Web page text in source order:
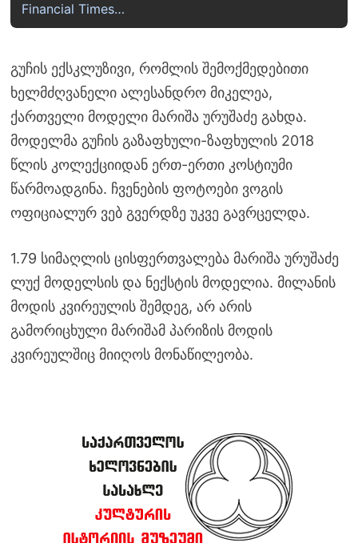
Financial Times…
გუჩის ექსკლუზივი, რომლის შემოქმედებითი
ხელმძღვანელი ალესანდრო მიკელეა,
ქართველი მოდელი მარიშა ურუშაძე გახდა.
მოდელმა გუჩის გაზაფხული-ზაფხულის 2018
წლის კოლექციიდან ერთ-ერთი კოსტიუმი
წარმოადგინა. ჩვენების ფოტოები ვოგის
ოფიციალურ ვებ გვერდზე უკვე გავრცელდა.
1.79 სიმაღლის ცისფერთვალება მარიშა ურუშაძე
ლუქ მოდელსის და ნექსტის მოდელია. მილანის
მოდის კვირეულის შემდეგ, არ არის
გამორიცხული მარიშამ პარიზის მოდის
კვირეულშიც მიიღოს მონაწილეობა.